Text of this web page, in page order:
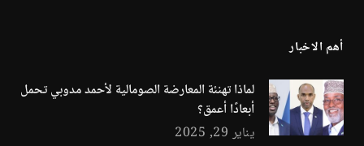
أهم الاخبار
لماذا تهنئة المعارضة الصومالية لأحمد مدوبي تحمل
أبعادًا أعمق؟
يناير 29, 2025